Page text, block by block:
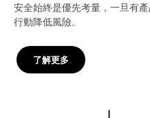
安全始終是優先考量，一旦有
行動降低風險。
了解更多